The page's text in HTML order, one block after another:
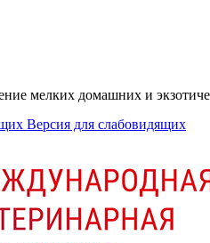
мелких домашних и
Версия для слабовидящих